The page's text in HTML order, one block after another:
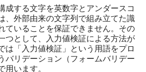
成する文字を英数字とアンダースコ
、外部由来の文字列で組み立てた識
ていることを保証できません。その
つとして、入力値検証による方法が
は「入力値検証」という用語をプロ
バリデーション（フォームバリデー
用います。